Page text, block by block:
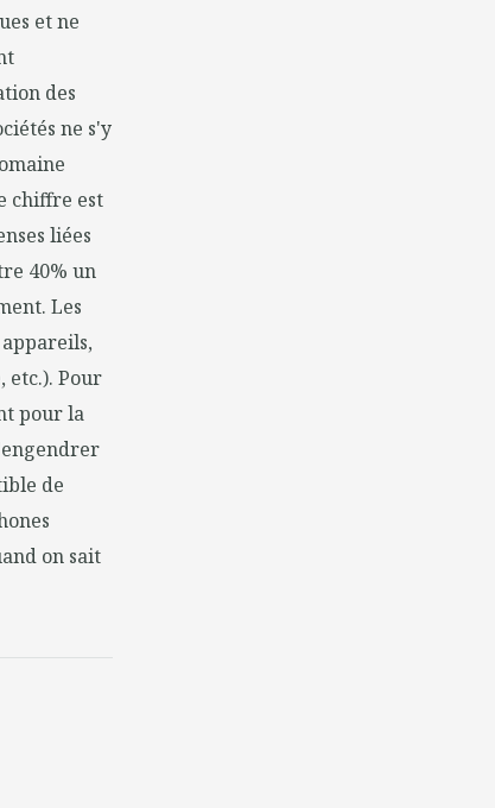
et ne
des
ne s'y
chiffre est
liées
40% un
Les
etc.). Pour
pour la
de
on sait